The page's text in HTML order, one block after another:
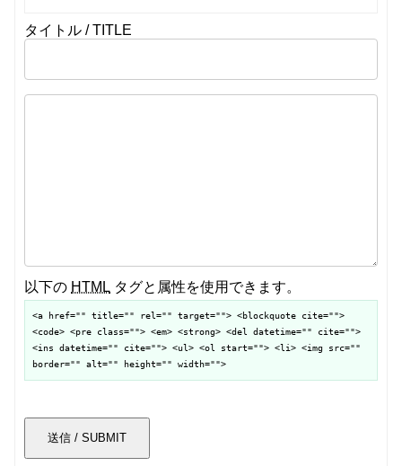
タイトル / TITLE
以下の HTML タグと属性を使用できます。
<a href="" title="" rel="" target=""> <blockquote cite="">
<code> <pre class=""> <em> <strong> <del datetime="" cite="">
<ins datetime="" cite=""> <ul> <ol start=""> <li> <img src=""
border="" alt="" height="" width="">
送信 / SUBMIT